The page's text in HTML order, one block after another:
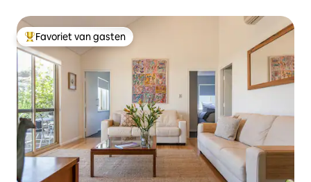
Topfavoriet van gasten
Favoriet van gasten